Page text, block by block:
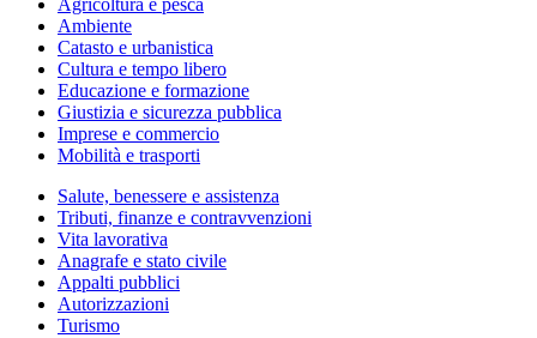
Agricoltura e pesca
Ambiente
Catasto e urbanistica
Cultura e tempo libero
Educazione e formazione
Giustizia e sicurezza pubblica
Imprese e commercio
Mobilità e trasporti
Salute, benessere e assistenza
Tributi, finanze e contravvenzioni
Vita lavorativa
Anagrafe e stato civile
Appalti pubblici
Autorizzazioni
Turismo